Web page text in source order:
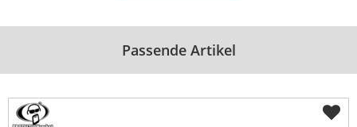
Passende Artikel